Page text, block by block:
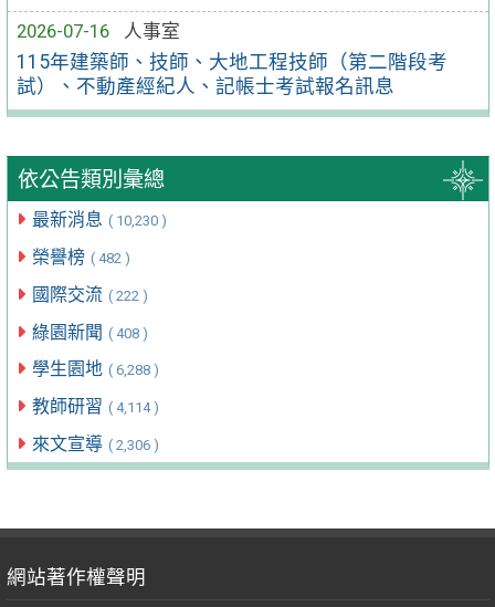
2026-07-16
人事室
115年建築師、技師、大地工程技師（第二階段考
試）、不動產經紀人、記帳士考試報名訊息
依公告類別彙總
最新消息 ( 10,230 )
榮譽榜 ( 482 )
國際交流 ( 222 )
綠園新聞 ( 408 )
學生園地 ( 6,288 )
教師研習 ( 4,114 )
來文宣導 ( 2,306 )
網站著作權聲明